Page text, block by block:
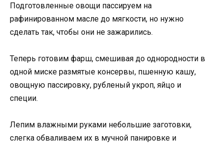
Подготовленные овощи пассируем на
рафинированном масле до мягкости, но нужно
сделать так, чтобы они не зажарились.
Теперь готовим фарш, смешивая до однородности в
одной миске размятые консервы, пшенную кашу,
овощную пассировку, рубленый укроп, яйцо и
специи.
Лепим влажными руками небольшие заготовки,
слегка обваливаем их в мучной панировке и